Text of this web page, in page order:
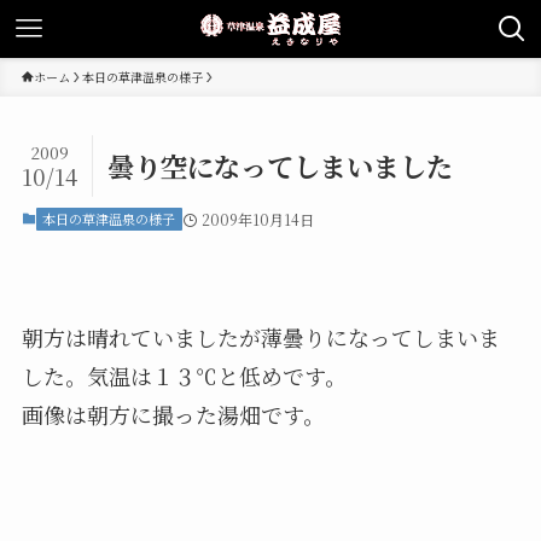
ホーム 本日の草津温泉の様子
曇り空になってしまいました
2009
10/14
本日の草津温泉の様子 2009年10月14日
朝方は晴れていましたが薄曇りになってしまいま
した。気温は１３℃と低めです。
画像は朝方に撮った湯畑です。